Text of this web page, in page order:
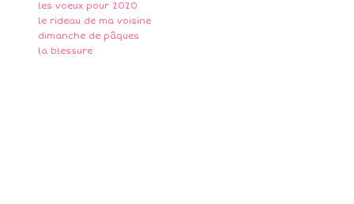
les voeux pour 2020
le rideau de ma voisine
dimanche de pâques
la blessure